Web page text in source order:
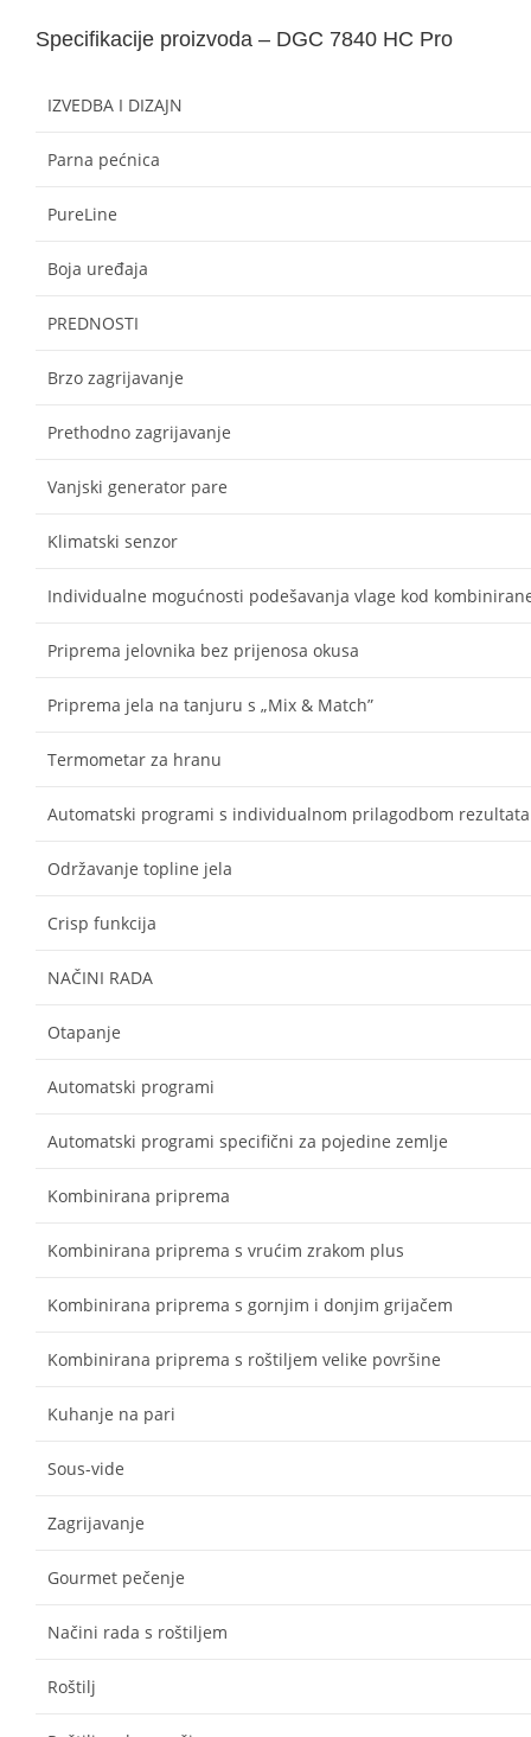
Specifikacije proizvoda – DGC 7840 HC Pro
IZVEDBA I DIZAJN
Parna pećnica
PureLine
Boja uređaja
PREDNOSTI
Brzo zagrijavanje
Prethodno zagrijavanje
Vanjski generator pare
Klimatski senzor
Individualne mogućnosti podešavanja vlage kod
Priprema jelovnika bez prijenosa okusa
Priprema jela na tanjuru s „Mix & Match”
Termometar za hranu
Automatski programi s individualnom prilagodbom
Održavanje topline jela
Crisp funkcija
NAČINI RADA
Otapanje
Automatski programi
Automatski programi specifični za pojedine zemlje
Kombinirana priprema
Kombinirana priprema s vrućim zrakom plus
Kombinirana priprema s gornjim i donjim grijačem
Kombinirana priprema s roštiljem velike površine
Kuhanje na pari
Sous-vide
Zagrijavanje
Gourmet pečenje
Načini rada s roštiljem
Roštilj